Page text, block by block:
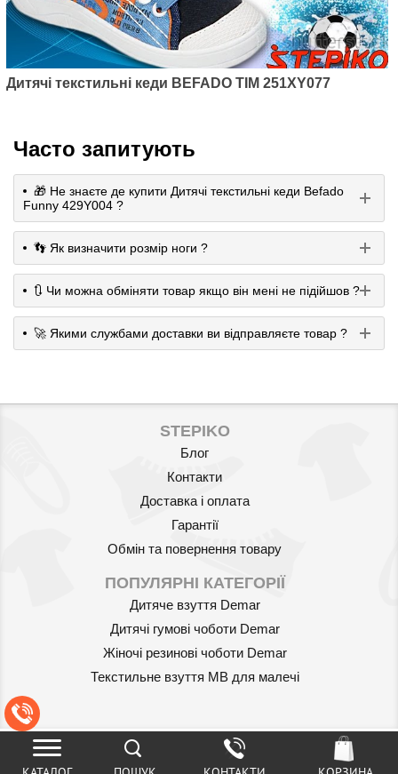
Дитячі текстильні кеди BEFADO TIM 251XY077
Часто запитують
🎁 Не знаєте де купити Дитячі текстильні кеди Befado
Funny 429Y004 ?
👣 Як визначити розмір ноги ?
🔃 Чи можна обміняти товар якщо він мені не підійшов ?
🚀 Якими службами доставки ви відправляєте товар ?
STEPIKO
Блог
Контакти
Доставка і оплата
Гарантії
Обмін та повернення товару
ПОПУЛЯРНІ КАТЕГОРІЇ
Дитяче взуття Demar
Дитячі гумові чоботи Demar
Жіночі резинові чоботи Demar
Текстильне взуття MB для малечі